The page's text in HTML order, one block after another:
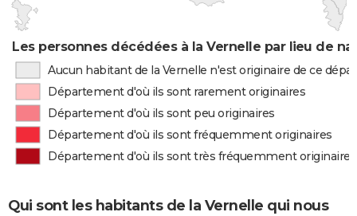
Les personnes décédées à la Vernelle par lieu de
Aucun habitant de la Vernelle n'est originaire de ce
Département d'où ils sont rarement originaires
Département d'où ils sont peu originaires
Département d'où ils sont fréquemment originaires
Département d'où ils sont très fréquemment originaires
Qui sont les habitants de la Vernelle qui nous